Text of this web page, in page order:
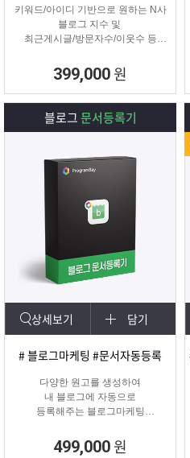
키워드/아이디 기반으로 원하는 N사
블로그 지수 및
최근게시글/방문자수/이웃수 등
램
399,000 원
블로그문서등록기
상세보기 담기
# 블로그마케팅 #문서자동등록
다양한 원고를 생성하여
내 블로그에 자동으로
등록해주는 블로그마케팅
499,000 원